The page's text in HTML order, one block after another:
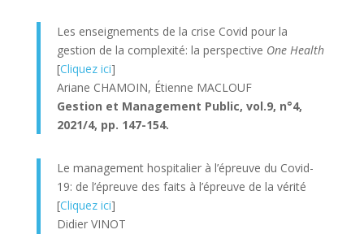
Les enseignements de la crise Covid pour la
gestion de la complexité: la perspective One Health
[Cliquez ici]
Ariane CHAMOIN, Étienne MACLOUF
Gestion et Management Public, vol.9, n°4,
2021/4, pp. 147-154.
Le management hospitalier à l’épreuve du Covid-
19: de l’épreuve des faits à l’épreuve de la vérité
[Cliquez ici]
Didier VINOT